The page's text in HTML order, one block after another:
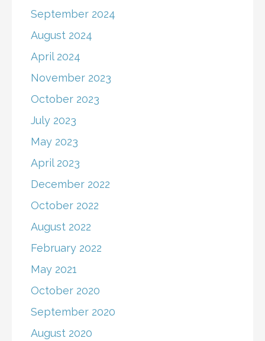
September 2024
August 2024
April 2024
November 2023
October 2023
July 2023
May 2023
April 2023
December 2022
October 2022
August 2022
February 2022
May 2021
October 2020
September 2020
August 2020